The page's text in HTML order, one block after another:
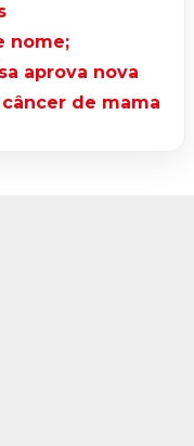
nome;
aprova nova
de mama